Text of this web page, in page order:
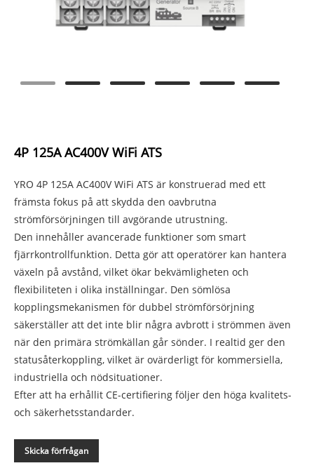
4P 125A AC400V WiFi ATS
YRO 4P 125A AC400V WiFi ATS är konstruerad med ett
främsta fokus på att skydda den oavbrutna
strömförsörjningen till avgörande utrustning.
Den innehåller avancerade funktioner som smart
fjärrkontrollfunktion. Detta gör att operatörer kan hantera
växeln på avstånd, vilket ökar bekvämligheten och
flexibiliteten i olika inställningar. Den sömlösa
kopplingsmekanismen för dubbel strömförsörjning
säkerställer att det inte blir några avbrott i strömmen även
när den primära strömkällan går sönder. I realtid ger den
statusåterkoppling, vilket är ovärderligt för kommersiella,
industriella och nödsituationer.
Efter att ha erhållit CE-certifiering följer den höga kvalitets-
och säkerhetsstandarder.
Skicka förfrågan